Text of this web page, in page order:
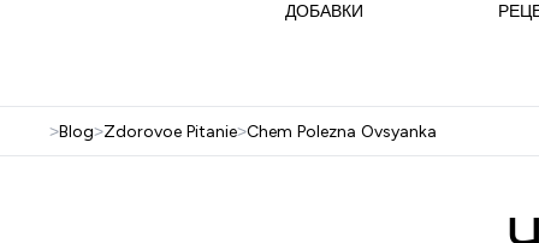
ДОБАВКИ
>Blog>Zdorovoe Pitanie>Chem Polezna Ovsyanka